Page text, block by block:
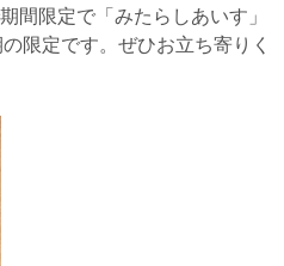
間限定で「みたらしあいす」
限定です。ぜひお立ち寄りく